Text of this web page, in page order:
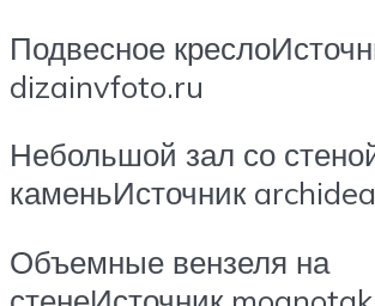
Подвесное
dizainvfoto.ru
Небольшой зал со
каменьИсточник
Объемные вензеля на